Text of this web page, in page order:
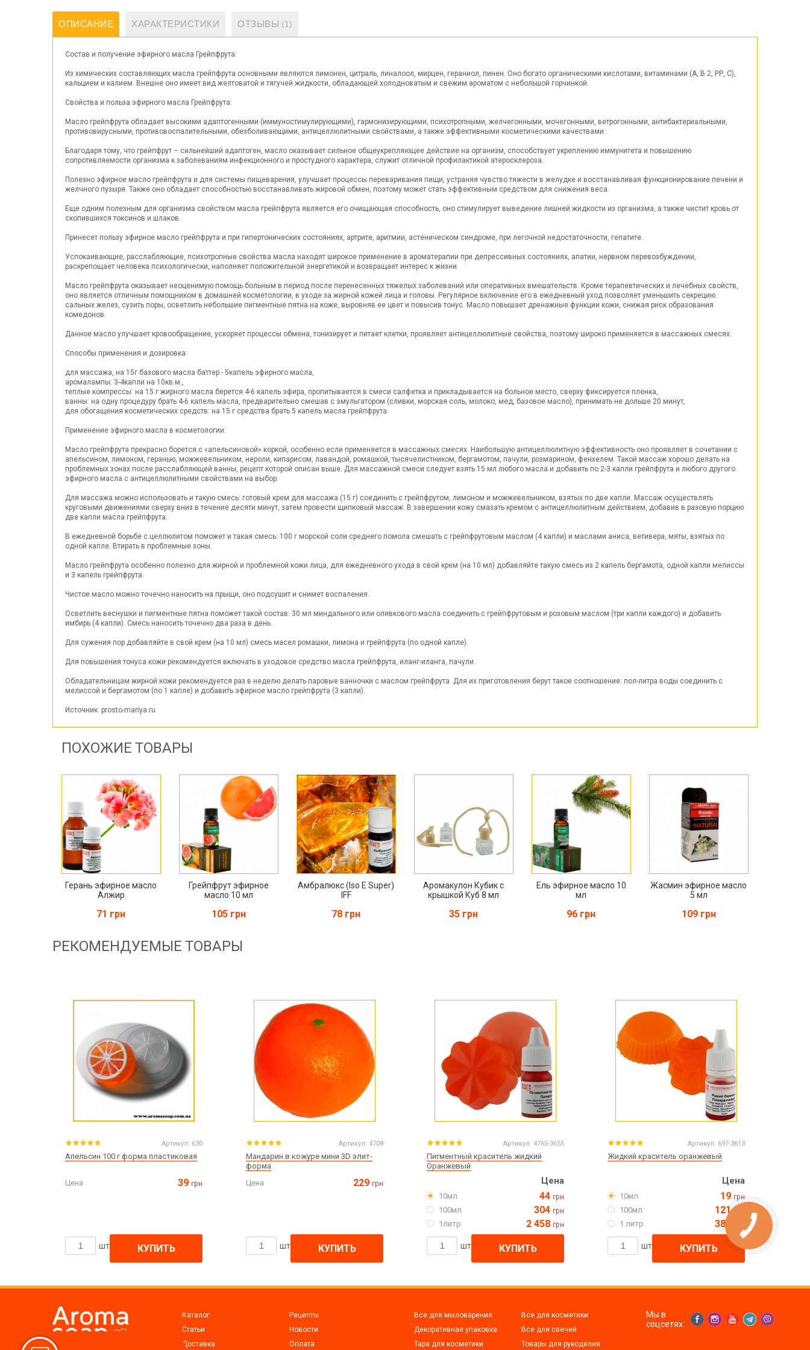
ОПИСАНИЕ ХАРАКТЕРИСТИКИ ОТЗЫВЫ (1)
Состав и получение эфирного масла Грейпфрута:
Из химических составляющих масла грейпфрута основными являются лимонен, цитраль, линалоол, мирцен, гераниол, пинен. Оно богато органическими кислотами, витаминами (А, В 2, РР, С),
кальцием и калием. Внешне оно имеет вид желтоватой и тягучей жидкости, обладающей холодноватым и свежим ароматом с небольшой горчинкой.
Свойства и польза эфирного масла Грейпфрута:
Масло грейпфрута обладает высокими адаптогенными (иммуностимулирующими), гармонизирующими, психотропными, желчегонными, мочегонными, ветрогонными, антибактериальными,
противовирусными, противовоспалительными, обезболивающими, антицеллюлитными свойствами, а также эффективными косметическими качествами.
Благодаря тому, что грейпфрут – сильнейший адаптоген, масло оказывает сильное общеукрепляющее действие на организм, способствует укреплению иммунитета и повышению
сопротивляемости организма к заболеваниям инфекционного и простудного характера, служит отличной профилактикой атеросклероза.
Полезно эфирное масло грейпфрута и для системы пищеварения, улучшает процессы переваривания пищи, устраняя чувство тяжести в желудке и восстанавливая функционирование печени и
желчного пузыря. Также оно обладает способностью восстанавливать жировой обмен, поэтому может стать эффективным средством для снижения веса.
Еще одним полезным для организма свойством масла грейпфрута является его очищающая способность, оно стимулирует выведение лишней жидкости из организма, а также чистит кровь от
скопившихся токсинов и шлаков.
Принесет пользу эфирное масло грейпфрута и при гипертонических состояниях, артрите, аритмии, астеническом синдроме, при легочной недостаточности, гепатите.
Успокаивающие, расслабляющие, психотропные свойства масла находят широкое применение в ароматерапии при депрессивных состояниях, апатии, нервном перевозбуждении,
раскрепощает человека психологически, наполняет положительной энергетикой и возвращает интерес к жизни.
Масло грейпфрута оказывает неоценимую помощь больным в период после перенесенных тяжелых заболеваний или оперативных вмешательств. Кроме терапевтических и лечебных свойств,
оно является отличным помощником в домашней косметологии, в уходе за жирной кожей лица и головы. Регулярное включение его в ежедневный уход позволяет уменьшить секрецию
сальных желез, сузить поры, осветлить небольшие пигментные пятна на коже, выровняв ее цвет и повысив тонус. Масло повышает дренажные функции кожи, снижая риск образования
комедонов.
Данное масло улучшает кровообращение, ускоряет процессы обмена, тонизирует и питает клетки, проявляет антицеллюлитные свойства, поэтому широко применяется в массажных смесях.
Способы применения и дозировка:
для массажа, на 15г базового масла баттер - 5капель эфирного масла,
аромалампы: 3-4капли на 10кв.м.,
теплые компрессы: на 15 г жирного масла берется 4-6 капель эфира, пропитывается в смеси салфетка и прикладывается на больное место, сверху фиксируется пленка,
ванны: на одну процедуру брать 4-6 капель масла, предварительно смешав с эмульгатором (сливки, морская соль, молоко, мед, базовое масло), принимать не дольше 20 минут,
для обогащения косметических средств: на 15 г средства брать 5 капель масла грейпфрута.
Применение эфирного масла в косметологии:
Масло грейпфрута прекрасно борется с «апельсиновой» коркой, особенно если применяется в массажных смесях. Наибольшую антицеллюлитную эффективность оно проявляет в сочетании с
апельсином, лимоном, геранью, можжевельником, нероли, кипарисом, лавандой, ромашкой, тысячелистником, бергамотом, пачули, розмарином, фенхелем. Такой массаж хорошо делать на
проблемных зонах после расслабляющей ванны, рецепт которой описан выше. Для массажной смеси следует взять 15 мл любого масла и добавить по 2-3 капли грейпфрута и любого другого
эфирного масла с антицеллюлитными свойствами на выбор.
Для массажа можно использовать и такую смесь: готовый крем для массажа (15 г) соединить с грейпфрутом, лимоном и можжевельником, взятых по две капли. Массаж осуществлять
круговыми движениями сверху вниз в течение десяти минут, затем провести щипковый массаж. В завершении кожу смазать кремом с антицеллюлитным действием, добавив в разовую порцию
две капли масла грейпфрута.
В ежедневной борьбе с целлюлитом поможет и такая смесь: 100 г морской соли среднего помола смешать с грейпфрутовым маслом (4 капли) и маслами аниса, ветивера, мяты, взятых по
одной капле. Втирать в проблемные зоны.
Масло грейпфрута особенно полезно для жирной и проблемной кожи лица, для ежедневного ухода в свой крем (на 10 мл) добавляйте такую смесь из 2 капель бергамота, одной капли мелиссы
и 3 капель грейпфрута.
Чистое масло можно точечно наносить на прыщи, оно подсушит и снимет воспаления.
Осветлить веснушки и пигментные пятна поможет такой состав: 30 мл миндального или оливкового масла соединить с грейпфрутовым и розовым маслом (три капли каждого) и добавить
имбирь (4 капли). Смесь наносить точечно два раза в день.
Для сужения пор добавляйте в свой крем (на 10 мл) смесь масел ромашки, лимона и грейпфрута (по одной капле).
Для повышения тонуса кожи рекомендуется включать в уходовое средство масла грейпфрута, иланг-иланга, пачули.
Обладательницам жирной кожи рекомендуется раз в неделю делать паровые ванночки с маслом грейпфрута. Для их приготовления берут такое соотношение: пол-литра воды соединить с
мелиссой и бергамотом (по 1 капле) и добавить эфирное масло грейпфрута (3 капли).
Источник: prosto-mariya.ru
ПОХОЖИЕ ТОВАРЫ
Герань эфирное масло
Алжир
71 грн
Грейпфрут эфирное
масло 10 мл
105 грн
Амбралюкс (Iso E Super)
IFF
78 грн
Аромакулон Кубик с
крышкой Куб 8 мл
35 грн
Ель эфирное масло 10
мл
96 грн
Жасмин эфирное масло
5 мл
109 грн
РЕКОМЕНДУЕМЫЕ ТОВАРЫ
Артикул: 630
Апельсин 100 г форма пластиковая
Цена 39 грн
шт КУПИТЬ
Артикул: 4708
Мандарин в кожуре мини 3D элит-
форма
Цена
229 грн
шт КУПИТЬ
Артикул: 4765-3655
Пигментный краситель жидкий
Оранжевый
Цена
10мл 44 грн
100мл 304 грн
1литр 2 458 грн
шт КУПИТЬ
Артикул: 697-3613
Жидкий краситель оранжевый
Цена
10мл 19 грн
100мл 121
1 литр 382
шт КУПИТЬ
Каталог
Рецепты
Статьи
Новости
Доставка
Оплата
Все для мыловарения
Все для косметики
Декоративная упаковка
Все для свечей
Тара для косметики
Товары для рукоделия
Мы в
соцсетях: